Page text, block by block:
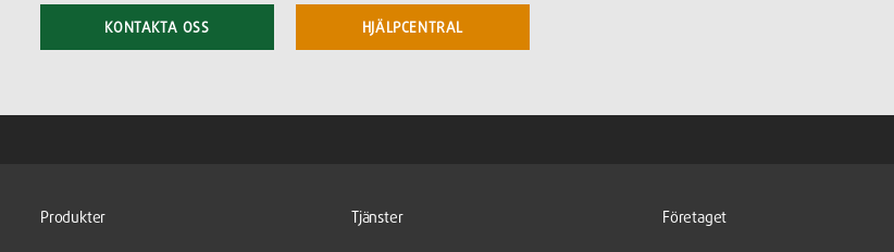
KONTAKTA OSS HJÄLPCENTRAL
Produkter Tjänster Företaget